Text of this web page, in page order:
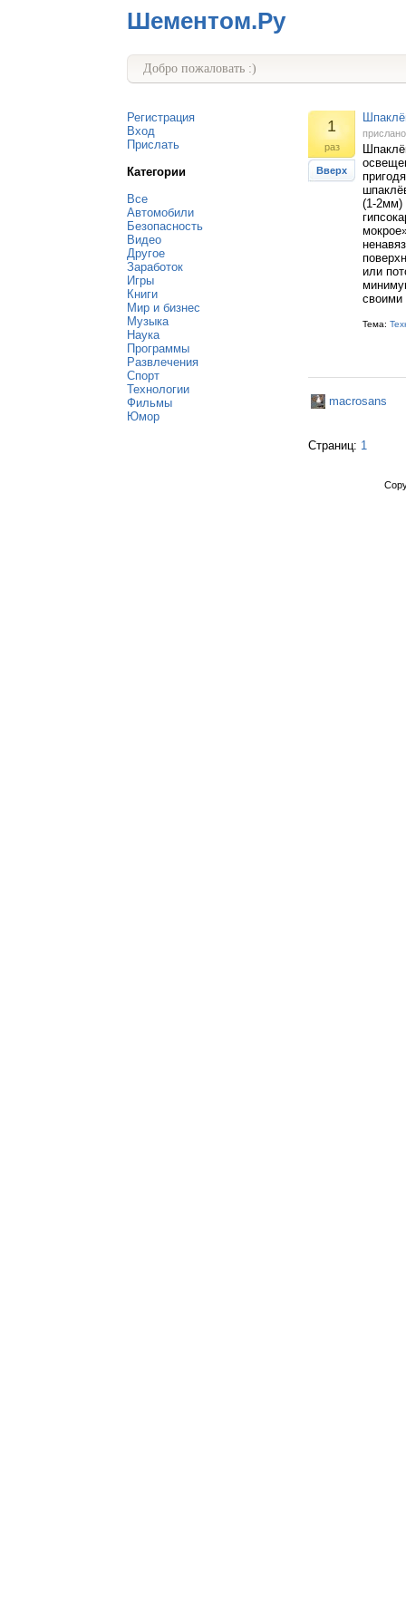
Шементом.Ру
Добро пожаловать :)
Регистрация
Вход
Прислать
Категории
Все
Автомобили
Безопасность
Видео
Другое
Заработок
Игры
Книги
Мир и бизнес
Музыка
Наука
Программы
Развлечения
Спорт
Технологии
Фильмы
Юмор
1
раз
Вверх
(1-2мм)
или
своими
Тема:
macrosans
Страниц: 1